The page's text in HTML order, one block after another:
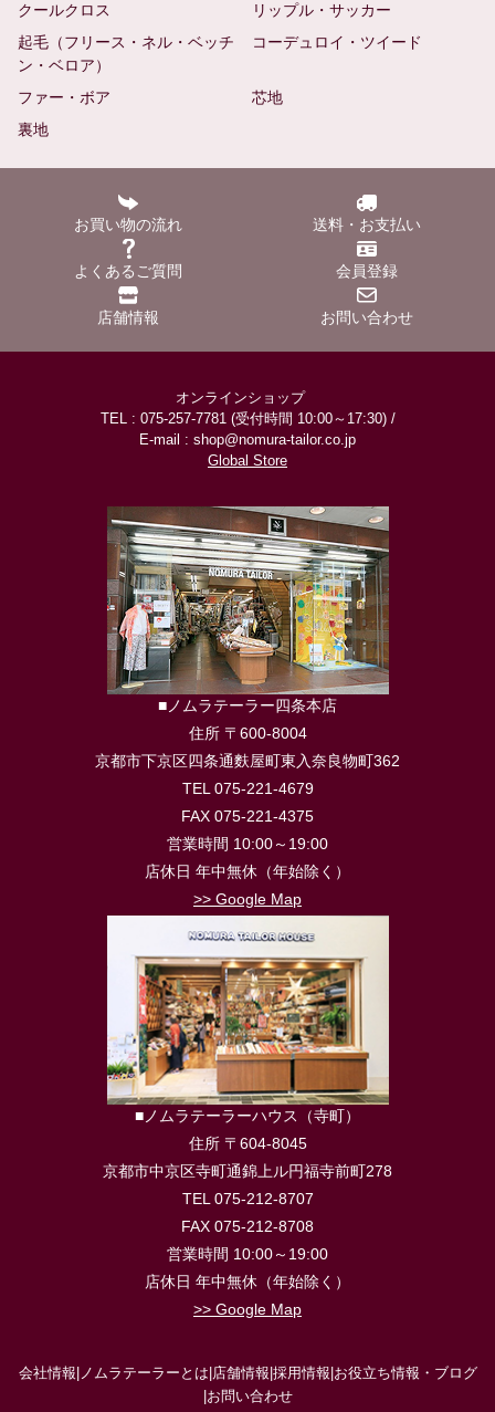
クールクロス
リップル・サッカー
起毛（フリース・ネル・ベッチ
ン・ベロア）
コーデュロイ・ツイード
ファー・ボア
芯地
裏地
お買い物の流れ 送料・お支払い
よくあるご質問 会員登録
店舗情報 お問い合わせ
オンラインショップ
TEL : 075-257-7781 (受付時間 10:00～17:30) /
E-mail : shop@nomura-tailor.co.jp
Global Store
■ノムラテーラー四条本店
住所 〒600-8004
京都市下京区四条通麩屋町東入奈良物町362
TEL 075-221-4679
FAX 075-221-4375
営業時間 10:00～19:00
店休日 年中無休（年始除く）
>> Google Map
■ノムラテーラーハウス（寺町）
住所 〒604-8045
京都市中京区寺町通錦上ル円福寺前町278
TEL 075-212-8707
FAX 075-212-8708
営業時間 10:00～19:00
店休日 年中無休（年始除く）
>> Google Map
会社情報 ノムラテーラーとは 店舗情報 採用情報 お役立ち情報・ブログ
お問い合わせ